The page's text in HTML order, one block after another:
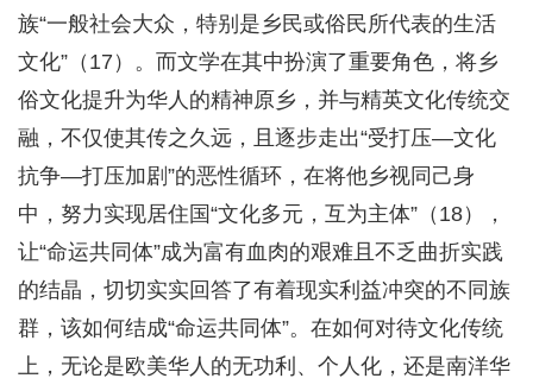
族“一般社会大众，特别是乡民或俗民所代表的生活
文化”（17）。而文学在其中扮演了重要角色，将乡
俗文化提升为华人的精神原乡，并与精英文化传统交
融，不仅使其传之久远，且逐步走出“受打压—文化
抗争—打压加剧”的恶性循环，在将他乡视同己身
中，努力实现居住国“文化多元，互为主体”（18），
让“命运共同体”成为富有血肉的艰难且不乏曲折实践
的结晶，切切实实回答了有着现实利益冲突的不同族
群，该如何结成“命运共同体”。在如何对待文化传统
上，无论是欧美华人的无功利、个人化，还是南洋华